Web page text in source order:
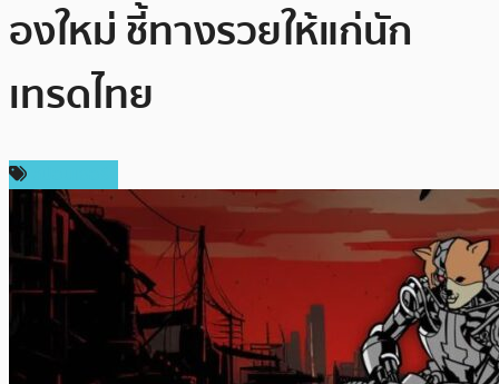
องใหม่ ชี้ทางรวยให้แก่นัก
เทรดไทย